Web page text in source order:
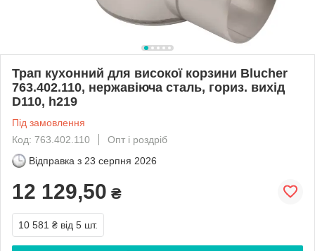
Трап кухонний для високої корзини Blucher
763.402.110, нержавіюча сталь, гориз. вихід
D110, h219
Під замовлення
Код: 763.402.110
Опт і роздріб
Відправка з 23 серпня 2026
12 129,50 ₴
10 581 ₴ від 5 шт.